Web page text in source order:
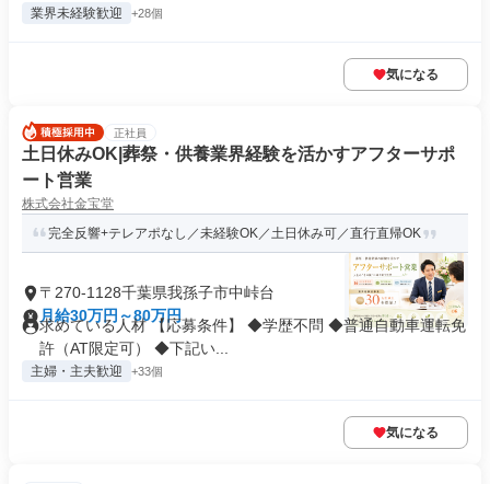
業界未経験歓迎 +28個
気になる
正社員
土日休みOK|葬祭・供養業界経験を活かすアフターサポ
ート営業
株式会社金宝堂
完全反響+テレアポなし／未経験OK／土日休み可／直行直帰OK
〒270-1128千葉県我孫子市中峠台
月給30万円～80万円
求めている人材 【応募条件】 ◆学歴不問 ◆普通自動車運転免
許（AT限定可） ◆下記い...
主婦・主夫歓迎 +33個
気になる